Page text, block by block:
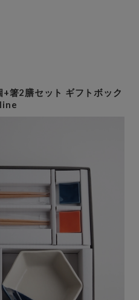
箸2膳セット ギフトボック